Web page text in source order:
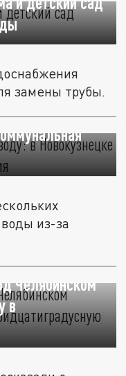
замены трубы.
воду: в
из-за
Челябинском
в